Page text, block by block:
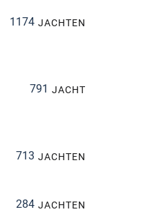
1174 JACHTEN
791 JACHT
713 JACHTEN
284 JACHTEN